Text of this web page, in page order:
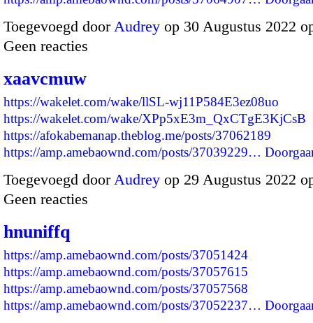
Toegevoegd door Audrey op 30 Augustus 2022
Geen reacties
xaavcmuw
https://wakelet.com/wake/llSL-wj11P584E3ez08uo
https://wakelet.com/wake/XPp5xE3m_QxCTgE3KjCsB
https://afokabemanap.theblog.me/posts/37062189
https://amp.amebaownd.com/posts/37039229…
Toegevoegd doorAudrey op 29 Augustus 2022
Geen reacties
hnuniffq
https://amp.amebaownd.com/posts/37051424
https://amp.amebaownd.com/posts/37057615
https://amp.amebaownd.com/posts/37057568
https://amp.amebaownd.com/posts/37052237…